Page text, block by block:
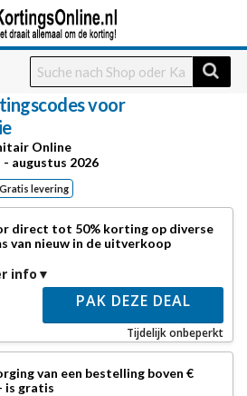
voor
Online
augustus 2026
Gratis levering
direct tot 50% korting op diverse
van nieuw in de uitverkoop
info
PAK DEZE DEAL
Tijdelijk onbeperkt
van een bestelling boven €
is gratis